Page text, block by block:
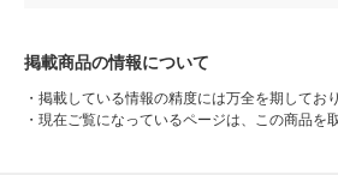
掲載商品の情報について
・ 掲載している情報の精度には万全を期してお
・ 現在ご覧になっているページは、この商品を